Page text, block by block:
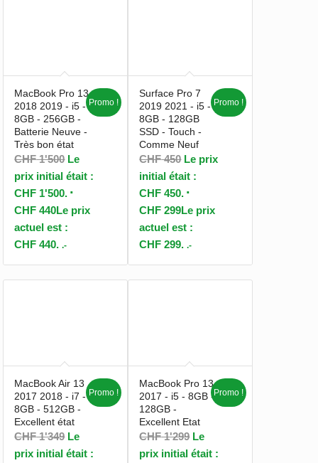
MacBook Pro 13
2018 2019 - i5 -
8GB - 256GB -
Batterie Neuve -
Très bon état
CHF1'500 Le
prix initial était :
CHF 1'500.
CHF 440Le prix
actuel est :
CHF 440. .-
Promo !
Surface Pro 7
2019 2021 - i5 -
8GB - 128GB
SSD - Touch -
Comme Neuf
CHF450 Le prix
initial était :
CHF 450.
CHF 299Le prix
actuel est :
CHF 299. .-
Promo !
MacBook Air 13
2017 2018 - i7 -
8GB - 512GB -
Excellent état
CHF1'349 Le
prix initial était :
Promo !
MacBook Pro 13
2017 - i5 - 8GB -
128GB -
Excellent Etat
CHF1'299 Le
prix initial était :
Promo !